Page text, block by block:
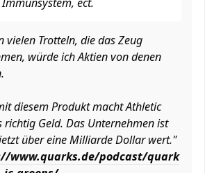
vielen Trotteln, die das Zeug
würde ich Aktien von denen
diesem Produkt macht Athletic
richtig Geld. Das Unternehmen ist
über eine Milliarde Dollar wert."
www.quarks.de/podcast/quark